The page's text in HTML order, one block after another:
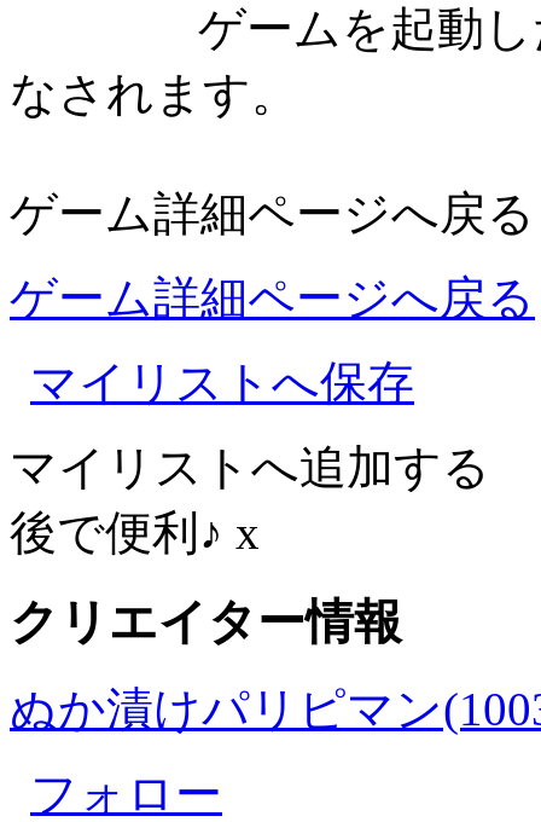
ゲームを起動した
なされます。
ゲーム詳細ページへ戻る
ゲーム詳細ページへ戻る
マイリストへ保存
マイリストへ追加する
後で便利♪ x
クリエイター情報
ぬか漬けパリピマン
フォロー